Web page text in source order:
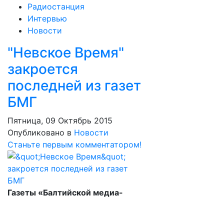
Радиостанция
Интервью
Новости
"Невское Время"
закроется
последней из газет
БМГ
Пятница, 09 Октябрь 2015
Опубликовано в Новости
Станьте первым комментатором!
Газеты «Балтийской медиа-